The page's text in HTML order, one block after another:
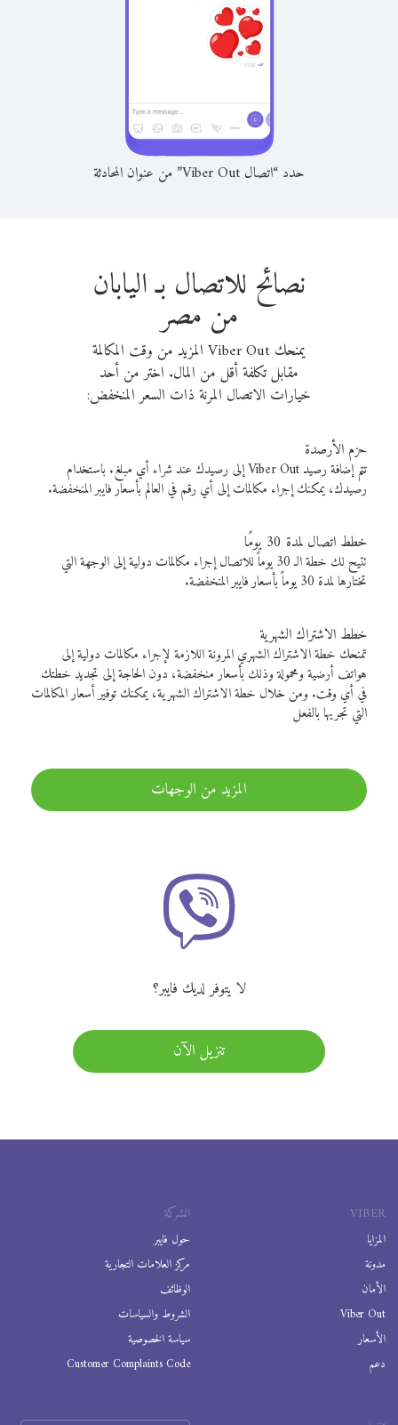
حدد “اتصال Viber Out” من عنوان المحادثة
نصائح للاتصال بـ اليابان
من مصر
يمنحك Viber Out المزيد من وقت المكالمة
مقابل تكلفة أقل من المال. اختر من أحد
خيارات الاتصال المرنة ذات السعر المنخفض:
حزم الأرصدة
تتم إضافة رصيد Viber Out إلى رصيدك عند شراء أي مبلغ. باستخدام
رصيدك، يمكنك إجراء مكالمات إلى أي رقم في العالم بأسعار فايبر المنخفضة.
خطط اتصال لمدة 30 يومًا
تتيح لك خطة الـ 30 يوماً للاتصال إجراء مكالمات دولية إلى الوجهة التي
تختارها لمدة 30 يوماً بأسعار فايبر المنخفضة.
خطط الاشتراك الشهرية
تمنحك خطة الاشتراك الشهري المرونة اللازمة لإجراء مكالمات دولية إلى
هواتف أرضية ومحمولة وذلك بأسعار منخفضة، دون الحاجة إلى تجديد خطتك
في أي وقت. ومن خلال خطة الاشتراك الشهرية، يمكنك توفير أسعار المكالمات
التي تجريها بالفعل
المزيد من الوجهات
لا يتوفر لديك فايبر؟
تنزيل الآن
VIBER
المزايا
مدونة
الأمان
Viber Out
الأسعار
دعم
الشركة
حول فايبر
مركز العلامات التجارية
الوظائف
الشروط والسياسات
سياسة الخصوصية
Customer Complaints Code